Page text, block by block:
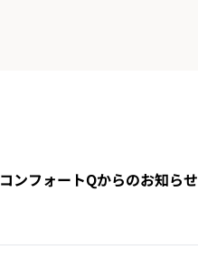
コンフォートQからのお知らせ